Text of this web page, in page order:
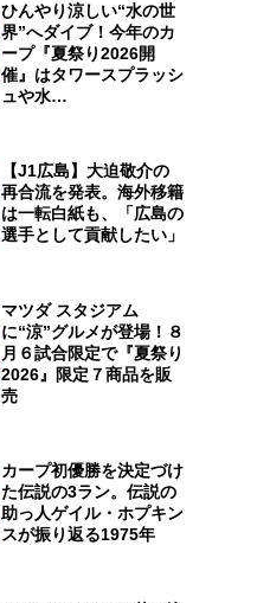
ひんやり涼しい“水の世
界”へダイブ！今年のカ
ープ『夏祭り2026開
催』はタワースプラッシ
ュや水…
【J1広島】大迫敬介の
再合流を発表。海外移籍
は一転白紙も、「広島の
選手として貢献したい」
マツダ スタジアム
に“涼”グルメが登場！８
月６試合限定で『夏祭り
2026』限定７商品を販
売
カープ初優勝を決定づけ
た伝説の3ラン。伝説の
助っ人ゲイル・ホプキン
スが振り返る1975年